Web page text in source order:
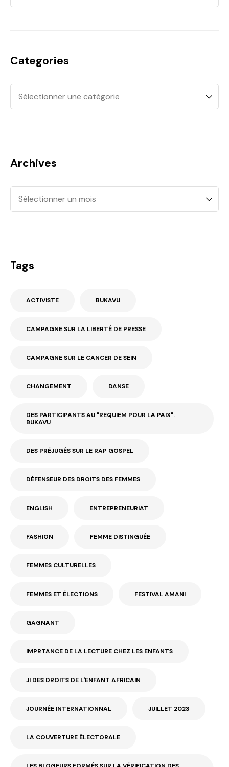
Categories
Archives
Tags
ACTIVISTE BUKAVU
CAMPAGNE SUR LA LIBERTÉ DE PRESSE
CAMPAGNE SUR LE CANCER DE SEIN
CHANGEMENT DANSE
DES PARTICIPANTS AU "REQUIEM POUR LA PAIX".
BUKAVU
DES PRÉJUGÉS SUR LE RAP GOSPEL
DÉFENSEUR DES DROITS DES FEMMES
ENGLISH ENTREPRENEURIAT
FASHION FEMME DISTINGUÉE
FEMMES CULTURELLES
FEMMES ET ÉLECTIONS FESTIVAL AMANI
GAGNANT
IMPRTANCE DE LA LECTURE CHEZ LES ENFANTS
JI DES DROITS DE L'ENFANT AFRICAIN
JOURNÉE INTERNATIONNAL JUILLET 2023
LA COUVERTURE ÉLECTORALE